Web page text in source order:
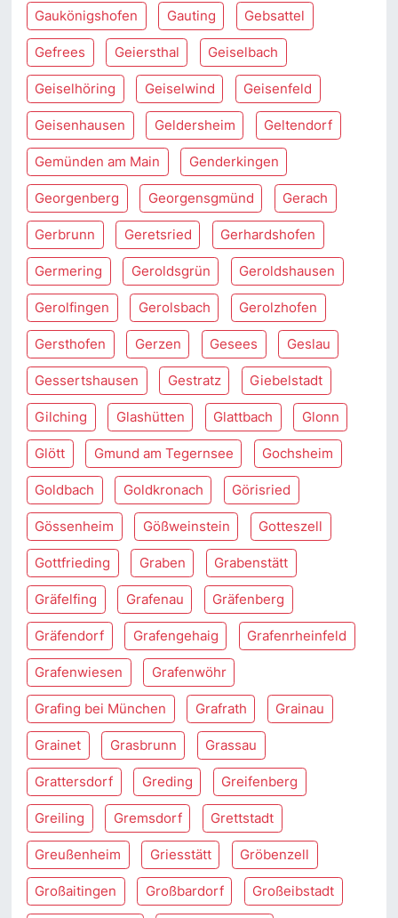
Gaukönigshofen Gauting Gebsattel
Gefrees Geiersthal Geiselbach
Geiselhöring Geiselwind Geisenfeld
Geisenhausen Geldersheim Geltendorf
Gemünden am Main Genderkingen
Georgenberg Georgensgmünd Gerach
Gerbrunn Geretsried Gerhardshofen
Germering Geroldsgrün Geroldshausen
Gerolfingen Gerolsbach Gerolzhofen
Gersthofen Gerzen Gesees Geslau
Gessertshausen Gestratz Giebelstadt
Gilching Glashütten Glattbach Glonn
Glött Gmund am Tegernsee Gochsheim
Goldbach Goldkronach Görisried
Gössenheim Gößweinstein Gotteszell
Gottfrieding Graben Grabenstätt
Gräfelfing Grafenau Gräfenberg
Gräfendorf Grafengehaig Grafenrheinfeld
Grafenwiesen Grafenwöhr
Grafing bei München Grafrath Grainau
Grainet Grasbrunn Grassau
Grattersdorf Greding Greifenberg
Greiling Gremsdorf Grettstadt
Greußenheim Griesstätt Gröbenzell
Großaitingen Großbardorf Großeibstadt